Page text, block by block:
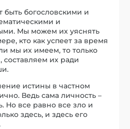
быть богословскими и
и
Мы можем их уяснять
кто как успеет за время
мы их имеем, то только
составляем их ради
истины в частном
Ведь сама личность –
Но все равно все зло и
здесь, и здесь его